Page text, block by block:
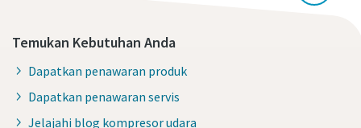
Selengkapnya
Temukan Kebutuhan Anda
Dapatkan penawaran produk
Dapatkan penawaran servis
Jelajahi blog kompresor udara